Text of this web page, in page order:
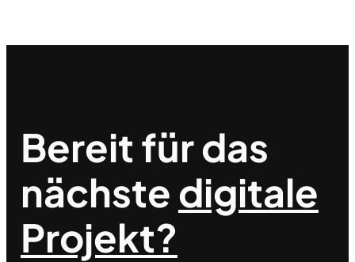
Bereit für das
nächstedigitale
Projekt?